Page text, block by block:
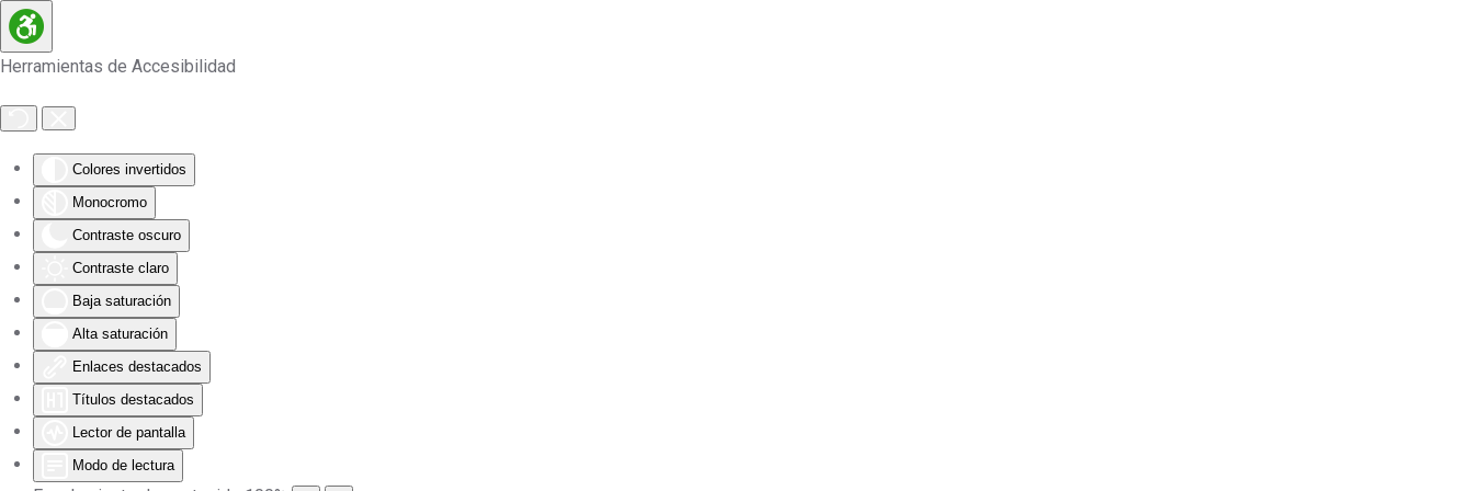
Herramientas de Accesibilidad
Colores invertidos
Monocromo
Contraste oscuro
Contraste claro
Baja saturación
Alta saturación
Enlaces destacados
Títulos destacados
Lector de pantalla
Modo de lectura
Skip to main content